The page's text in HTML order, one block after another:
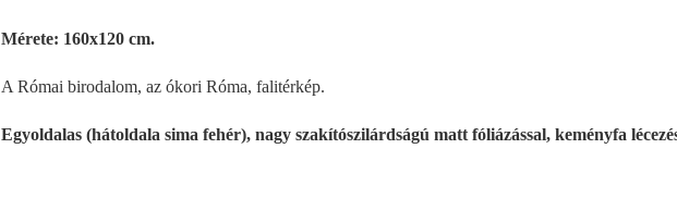
Mérete: 160x120 cm.
A Római birodalom, az ókori Róma, falitérkép.
Egyoldalas (hátoldala sima fehér), nagy szakítószilárdságú matt fóliázással, keményfa